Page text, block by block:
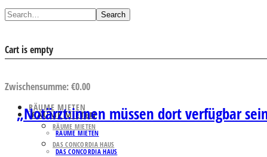
Search
Cart is empty
Zwischensumme:€0.00
RÄUME MIETEN
RÄUME MIETEN
DAS CONCORDIA HAUS
RÄUME MIETEN
RÄUME MIETEN
DAS CONCORDIA HAUS
„Notärzt:innen müssen dort verfügbar